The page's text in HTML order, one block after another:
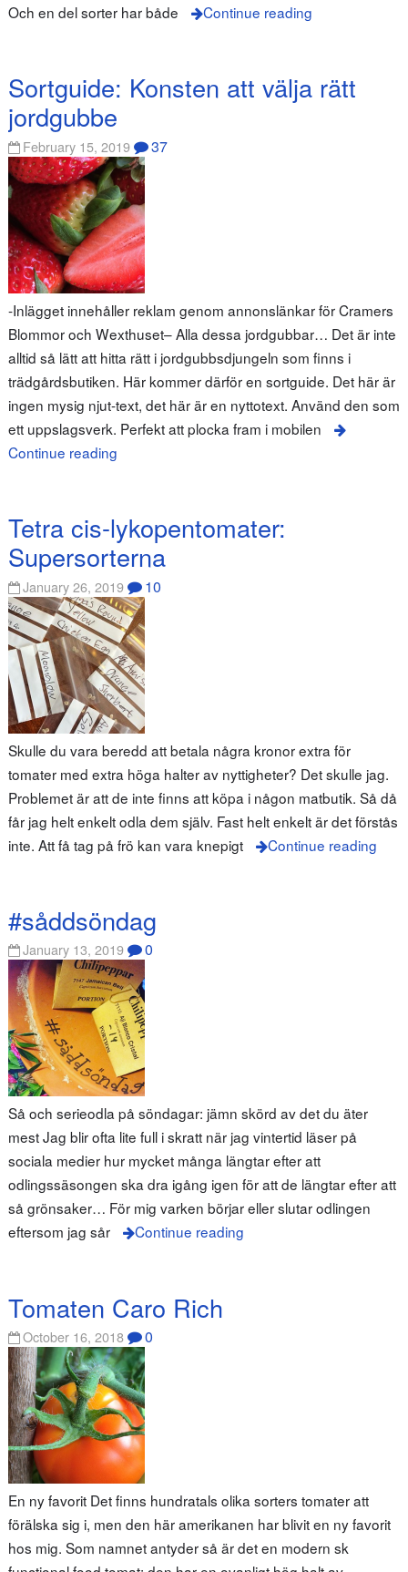
Och en del sorter har både
Continue reading
Sortguide: Konsten att välja rätt
jordgubbe
February 15, 2019 37
-Inlägget innehåller reklam genom annonslänkar för Cramers
Blommor och Wexthuset– Alla dessa jordgubbar… Det är inte
alltid så lätt att hitta rätt i jordgubbsdjungeln som finns i
trädgårdsbutiken. Här kommer därför en sortguide. Det här är
ingen mysig njut-text, det här är en nyttotext. Använd den som
ett uppslagsverk. Perfekt att plocka fram i mobilen
Continue reading
Tetra cis-lykopentomater:
Supersorterna
January 26, 2019 10
Skulle du vara beredd att betala några kronor extra för
tomater med extra höga halter av nyttigheter? Det skulle jag.
Problemet är att de inte finns att köpa i någon matbutik. Så då
får jag helt enkelt odla dem själv. Fast helt enkelt är det förstås
inte. Att få tag på frö kan vara knepigt
Continue reading
#såddsöndag
January 13, 2019 0
Så och serieodla på söndagar: jämn skörd av det du äter
mest Jag blir ofta lite full i skratt när jag vintertid läser på
sociala medier hur mycket många längtar efter att
odlingssäsongen ska dra igång igen för att de längtar efter att
så grönsaker… För mig varken börjar eller slutar odlingen
eftersom jag sår
Continue reading
Tomaten Caro Rich
October 16, 2018 0
En ny favorit Det finns hundratals olika sorters tomater att
förälska sig i, men den här amerikanen har blivit en ny favorit
hos mig. Som namnet antyder så är det en modern sk